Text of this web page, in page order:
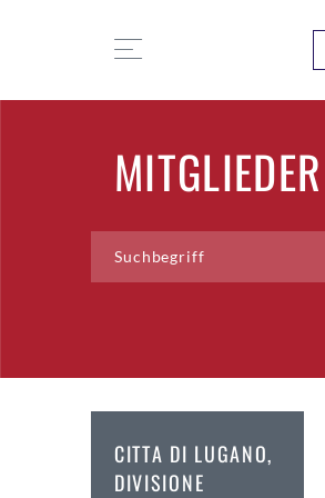
MITGLIEDER
CITTA DI LUGANO,
DIVISIONE